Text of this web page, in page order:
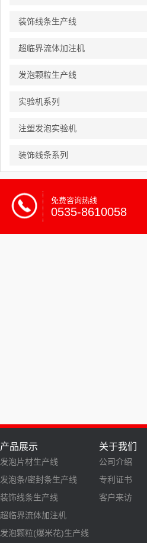
装饰线条生产线
超临界流体加注机
发泡颗粒生产线
实验机系列
注塑发泡实验机
装饰线条系列
免费咨询热线
0535-8610058
产品展示
发泡片材生产线
发泡条/密封条生产线
装饰线条生产线
超临界流体加注机
发泡颗粒(爆米花)生产线
关于我们
公司介绍
专利证书
客户来访